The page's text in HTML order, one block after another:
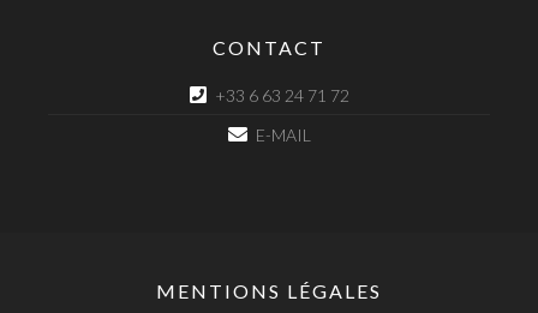
CONTACT
+33 6 63 24 71 72
E-MAIL
MENTIONS LÉGALES